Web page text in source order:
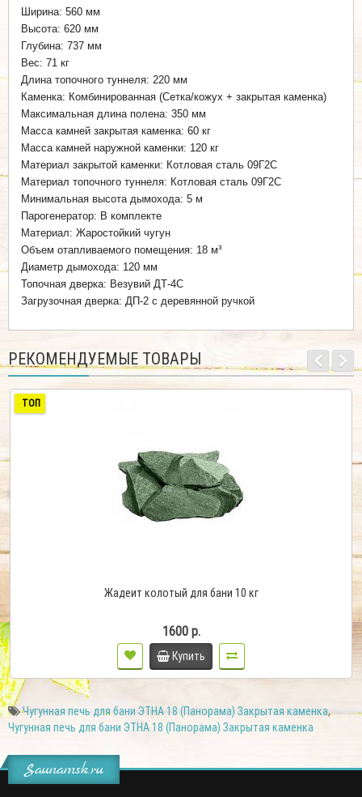
Ширина: 560 мм
Высота: 620 мм
Глубина: 737 мм
Вес: 71 кг
Длина топочного туннеля: 220 мм
Каменка: Комбинированная (Сетка/кожух + закрытая каменка)
Максимальная длина полена: 350 мм
Масса камней закрытая каменка: 60 кг
Масса камней наружной каменки: 120 кг
Материал закрытой каменки: Котловая сталь 09Г2С
Материал топочного туннеля: Котловая сталь 09Г2С
Минимальная высота дымохода: 5 м
Парогенератор: В комплекте
Материал: Жаростойкий чугун
Объем отапливаемого помещения: 18 м³
Диаметр дымохода: 120 мм
Топочная дверка: Везувий ДТ-4С
Загрузочная дверка: ДП-2 с деревянной ручкой
РЕКОМЕНДУЕМЫЕ ТОВАРЫ
ТОП
Жадеит колотый для бани 10 кг
1600 р.
Купить
Чугунная печь для бани ЭТНА 18 (Панорама) Закрытая каменка,
Чугунная печь для бани ЭТНА 18 (Панорама) Закрытая каменка
Saunamsk.ru